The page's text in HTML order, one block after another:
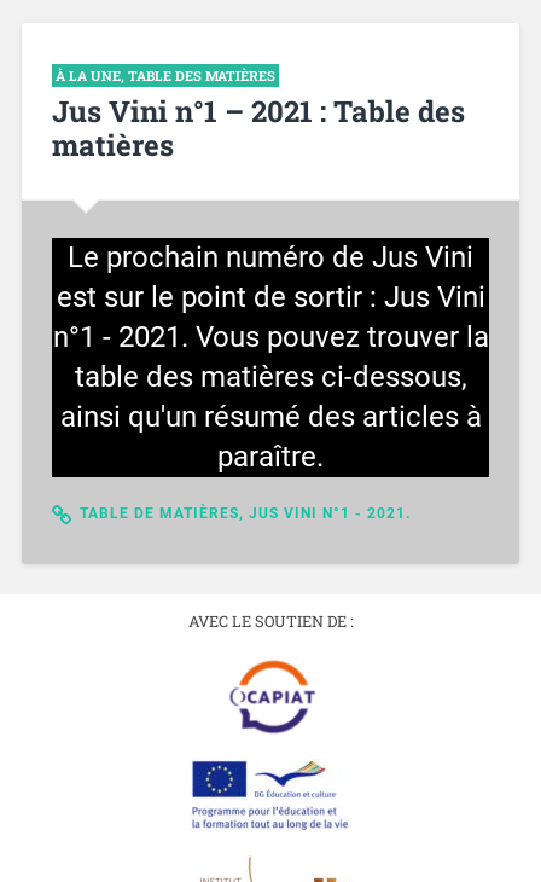
À LA UNE, TABLE DES MATIÈRES
Jus Vini n°1 – 2021 : Table des
matières
Le prochain numéro de Jus Vini
est sur le point de sortir : Jus Vini
n°1 - 2021. Vous pouvez trouver la
table des matières ci-dessous,
ainsi qu'un résumé des articles à
paraître.
TABLE DE MATIÈRES, JUS VINI N°1 - 2021.
AVEC LE SOUTIEN DE :